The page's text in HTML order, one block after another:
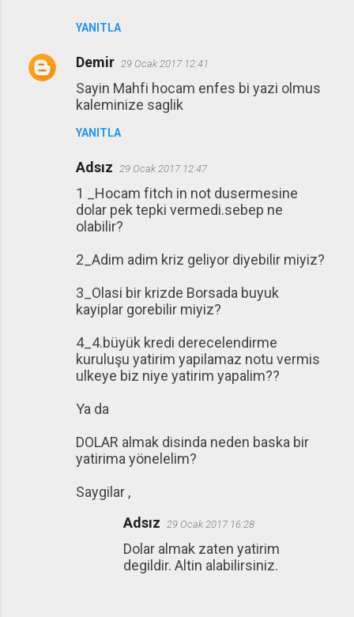
YANITLA
Demir 29 Ocak 2017 12:41
Sayin Mahfi hocam enfes bi yazi olmus
kaleminize saglik
YANITLA
Adsız 29 Ocak 2017 12:47
1 _Hocam fitch in not dusermesine
dolar pek tepki vermedi.sebep ne
olabilir?
2_Adim adim kriz geliyor diyebilir miyiz?
3_Olasi bir krizde Borsada buyuk
kayiplar gorebilir miyiz?
4_4.büyük kredi derecelendirme
kuruluşu yatirim yapilamaz notu vermis
ulkeye biz niye yatirim yapalim??
Ya da
DOLAR almak disinda neden baska bir
yatirima yönelelim?
Saygilar ,
Adsız 29 Ocak 2017 16:28
Dolar almak zaten yatirim
degildir. Altin alabilirsiniz.